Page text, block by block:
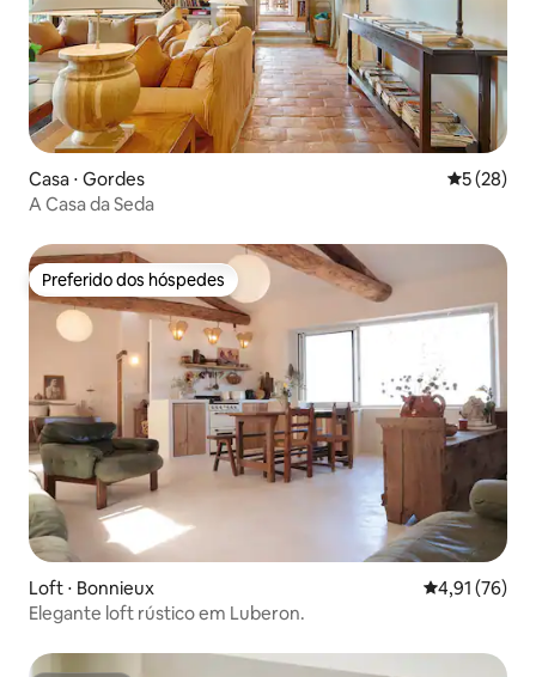
Casa ⋅ Gordes 5 de uma
5 (28)
A Casa da Seda
Preferido dos hóspedes
Preferido dos hóspedes
Loft ⋅ Bonnieux 4,91 de uma
4,91 (76)
Elegante loft rústico em Luberon.